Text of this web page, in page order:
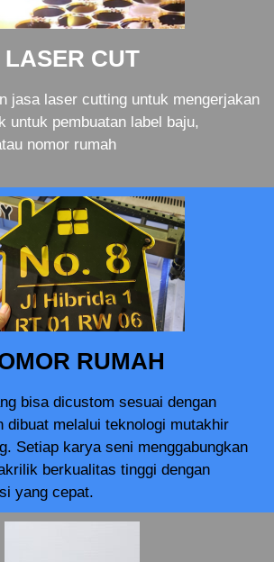
LASER CUT
jasa laser cutting untuk mengerjakan
untuk pembuatan label baju,
nomor rumah
RUMAH
bisa dicustom sesuai dengan
dibuat melalui teknologi mutakhir
Setiap karya seni menggabungkan
berkualitas tinggi dengan
yang cepat.